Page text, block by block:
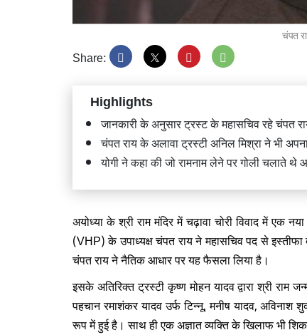
चंपत
Share:
Highlights
जानकारी के अनुसार ट्रस्ट के महासचिव रहे चंपत
चंपत राय के अलावा ट्रस्टी अनिल मिश्रा ने भी
योगी ने कहा की जो रामनाम लेने पर गोली
अयोध्या के श्री राम मंदिर में चढ़ावा चोरी विवाद में एक
(VHP) के उपाध्यक्ष चंपत राय ने महासचिव पद से इस्तीफा
चंपत राय ने नैतिक आधार पर यह फैसला लिया है।
इसके अतिरिक्त ट्रस्टी कृष्ण मोहन यादव द्वारा श्री
पहचान रमाशंकर यादव उर्फ टिन्नू, मनीष यादव,
रूप में हुई है। साथ ही एक अज्ञात व्यक्ति के खिलाफ भी